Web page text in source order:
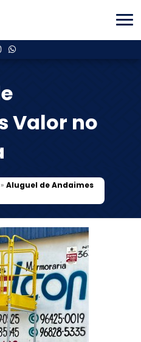
Valor no
» Aluguel de Andaimes